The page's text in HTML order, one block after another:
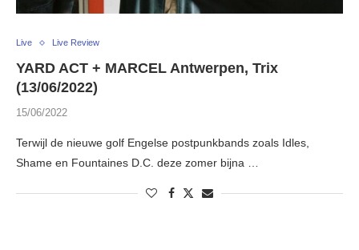
Live Live Review
YARD ACT + MARCEL Antwerpen, Trix
(13/06/2022)
15/06/2022
Terwijl de nieuwe golf Engelse postpunkbands zoals Idles,
Shame en Fountaines D.C. deze zomer bijna …